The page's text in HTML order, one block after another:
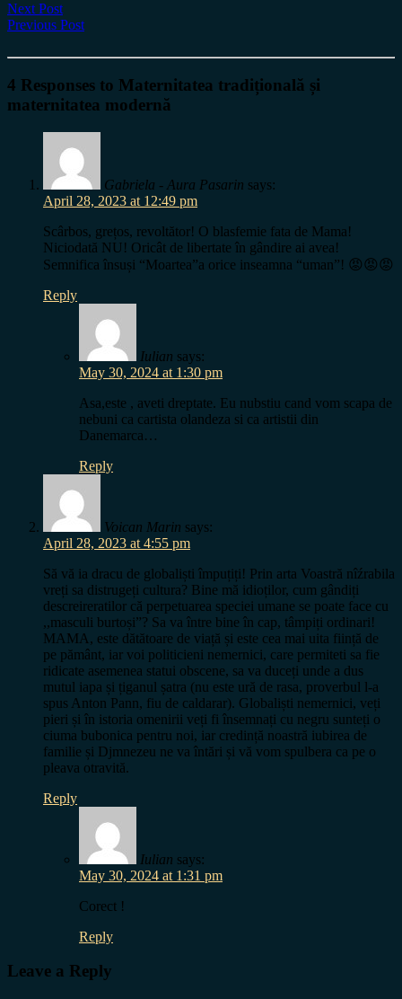
Next Post
Previous Post
4 Responses to Maternitatea tradițională și
maternitatea modernă
Gabriela - Aura Pasarin says:
April 28, 2023 at 12:49 pm
Scârbos, grețos, revoltător! O blasfemie fata de Mama!
Niciodată NU! Oricât de libertate în gândire ai avea!
Semnifica însuși “Moartea”a orice inseamna “uman”! 😡😡😡
Reply
Iulian says:
May 30, 2024 at 1:30 pm
Asa,este , aveti dreptate. Eu nubstiu cand vom scapa de
nebuni ca cartista olandeza si ca artistii din
Danemarca…
Reply
Voican Marin says:
April 28, 2023 at 4:55 pm
Să vă ia dracu de globaliști împuțiți! Prin arta Voastră nîźrabila
vreți sa distrugeți cultura? Bine mă idioților, cum gândiți
descreireratilor că perpetuarea speciei umane se poate face cu
,,masculi burtoși”? Sa va între bine în cap, tâmpiți ordinari!
MAMA, este dătătoare de viață și este cea mai uita ființă de
pe pământ, iar voi politicieni nemernici, care permiteti sa fie
ridicate asemenea statui obscene, sa va duceți unde a dus
mutul iapa și țiganul șatra (nu este ură de rasa, proverbul l-a
spus Anton Pann, fiu de caldarar). Globaliști nemernici, veți
pieri și în istoria omenirii veți fi însemnați cu negru sunteți o
ciuma bubonica pentru noi, iar credință noastră iubirea de
familie și Djmnezeu ne va întări și vă vom spulbera ca pe o
pleava otravită.
Reply
Iulian says:
May 30, 2024 at 1:31 pm
Corect !
Reply
Leave a Reply